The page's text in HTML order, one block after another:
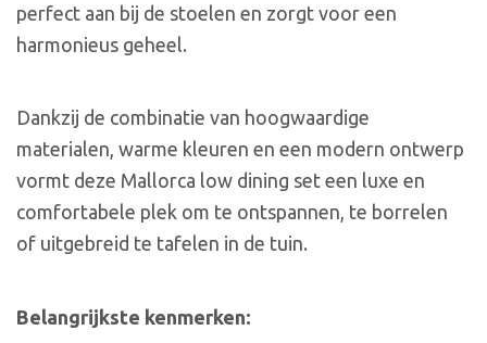
perfect aan bij de stoelen en zorgt voor een
harmonieus geheel.
Dankzij de combinatie van hoogwaardige
materialen, warme kleuren en een modern ontwerp
vormt deze Mallorca low dining set een luxe en
comfortabele plek om te ontspannen, te borrelen
of uitgebreid te tafelen in de tuin.
Belangrijkste kenmerken: